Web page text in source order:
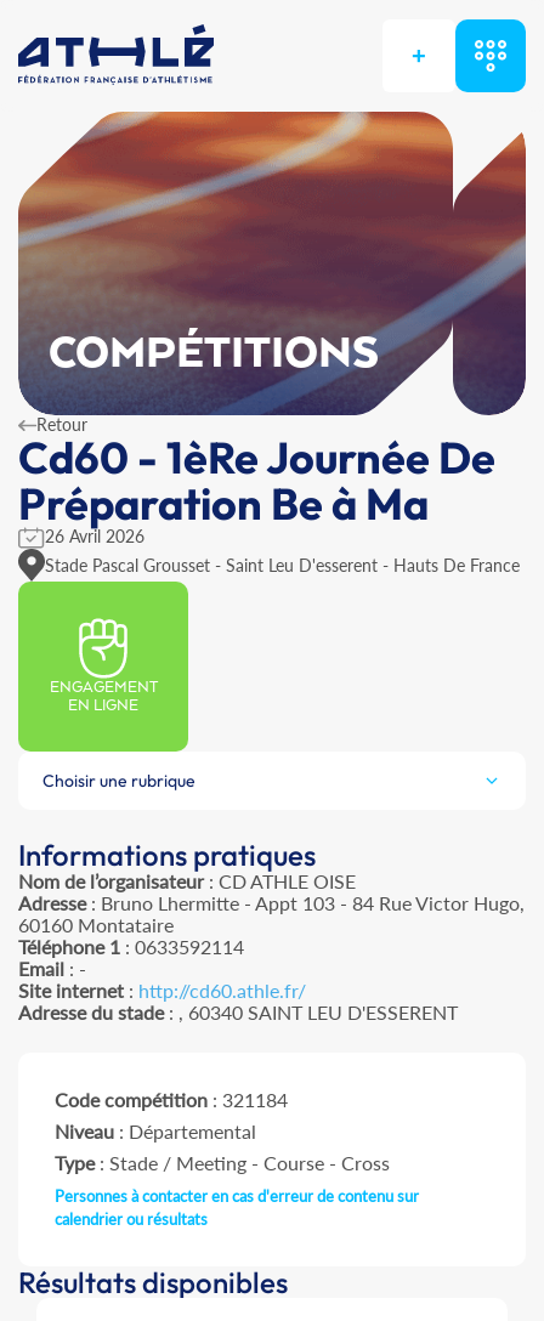
+
COMPÉTITIONS
Retour
Cd60 - 1èRe Journée De
Préparation Be à Ma
26 Avril 2026
Stade Pascal Grousset - Saint Leu D'esserent - Hauts De France
ENGAGEMENT
EN LIGNE
Choisir une rubrique
Informations pratiques
Nom de l’organisateur: CD ATHLE OISE
Adresse: Bruno Lhermitte - Appt 103 - 84 Rue Victor Hugo,
60160 Montataire
Téléphone 1 : 0633592114
Email : -
Site internet : http://cd60.athle.fr/
Adresse du stade: , 60340 SAINT LEU D'ESSERENT
Code compétition : 321184
Niveau : Départemental
Type: Stade / Meeting - Course - Cross
Personnes à contacter en cas d'erreur de contenu sur
calendrier ou résultats
Résultats disponibles